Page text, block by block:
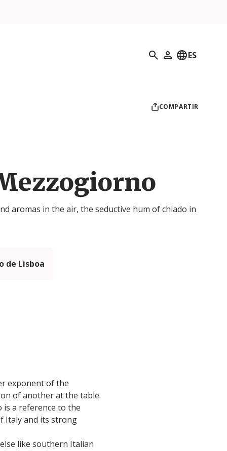
Búsqueda
Mi perfil
ES
COMPARTIR
aromas in the air, the seductive hum of chiado in
de Lisboa
exponent of the
of another at the table.
is a reference to the
Italy and its strong
like southern Italian